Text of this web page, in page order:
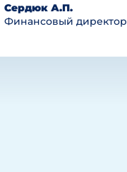
Сердюк А.П.
Финансовый директор